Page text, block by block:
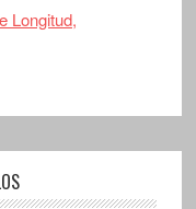
Longitud,